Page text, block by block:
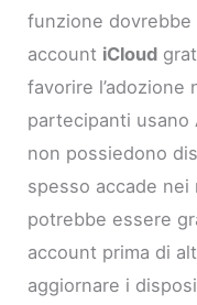
funzione
account iCloud
favorire l’adozione
partecipanti usano
non possiedono
spesso accade nei
potrebbe essere
account prima di
aggiornare i